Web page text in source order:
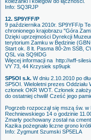
Info: SQ3RJP
12. SP9YFF/P
9 października 2010r. SP9YFF/p
chronionego krajobrazu "Góra
Dzięki uprzejmości Dyrekcji
terytorium Zamku w Będzinie
Start ok. 8 lt. Pasma 80-2m SSB,
QSL via SQ9IDG
Więcej informacji na http://wff-
VY 73, 44 Krzysiek sp9upk
SP5OI s.k. W dniu 2.10.2010 po
SP5OI. Wieloletni prezes
członek OKR WOT. Członek
do ostatniej chwili! Cześć jego
Pogrzeb rozpoczął się mszą św.
Rechniewskiego 14 o godzinie
Zmarły pochowany został na
Kazika pożegnało liczne grono
Info: Zygmunt Szumski SP5ELA